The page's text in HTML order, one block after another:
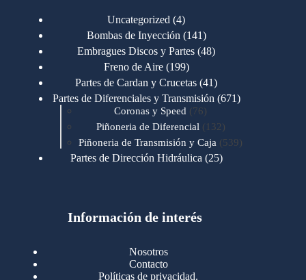
Uncategorized 44
productos
Bombas de Inyección 141141
productos
Embragues Discos y Partes 4848
Freno de Aire 199199
productos
Partes de Cardan y Crucetas 4141
productos
Partes de Diferenciales y Transmisión 671671
Coronas y Speed 7676
productos
Piñoneria de Diferencial 132 132
productos
Piñoneria de Transmisión y Caja 539539
Partes de Dirección Hidráulica 2525
Motores Cummins 723
Cummins B/C 855
Cummins ISF
Información de interés
Nosotros
Contacto
Políticas de privacidad.